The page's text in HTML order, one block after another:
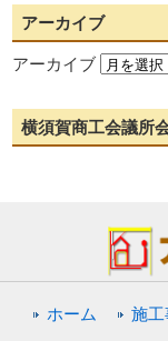
アーカイブ
アーカイブ
横須賀商工会議所
ホーム 施工